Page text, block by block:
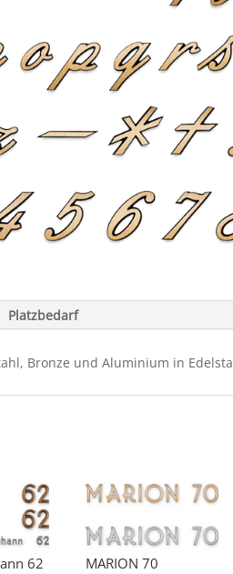
Platzbedarf
Bronze und Aluminium in
62 MARION 70